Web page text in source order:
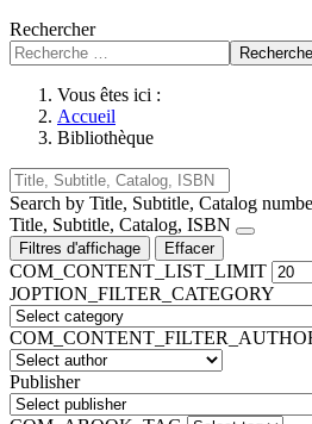
Rechercher
Vous êtes ici :
Accueil
Bibliothèque
Search by Title, Subtitle, Catalog
Title, Subtitle, Catalog, ISBN
Filtres d'affichage Effacer
COM_CONTENT_LIST_LIMIT
JOPTION_FILTER_CATEGORY
Publisher